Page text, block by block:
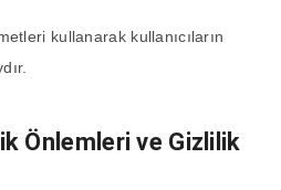
kullanarak kullanıcıların
Önlemleri ve Gizlilik